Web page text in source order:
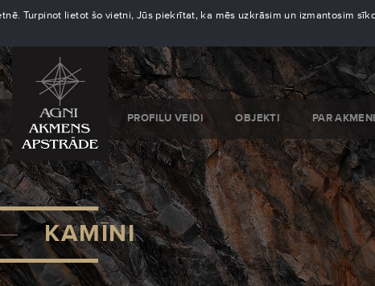
Turpinot lietot šo vietni, Jūs piekrītat, ka mēs uzkrāsim un izmantosim
PROFILU VEIDI OBJEKTI PAR AKMENI
KAMĪNI